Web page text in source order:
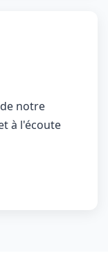
notre
à l'écoute